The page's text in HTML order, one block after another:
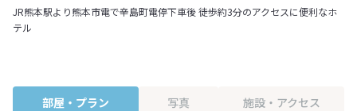
JR熊本駅より熊本市電で辛島町電停下車後 徒歩約3分のアクセスに便利なホ
テル
部屋・プラン 写真 施設・アクセス